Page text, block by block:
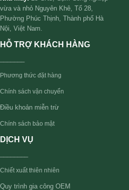
vừa và nhỏ Nguyên Khê, Tổ 28,
Phường Phúc Thịnh, Thành phố Hà
Nội, Việt Nam.
HỖ TRỢ KHÁCH HÀNG
Phương thức đặt hàng
Chính sách vận chuyển
Điều khoản miễn trừ
Chính sách bảo mật
DỊCH VỤ
Chiết xuất thiên nhiên
Quy trình gia công OEM